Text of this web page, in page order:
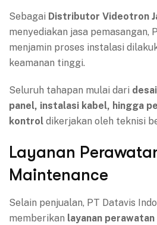
Sebagai Distributor Videotron
menyediakan jasa pemasangan,
menjamin proses instalasi
keamanan tinggi.
Seluruh tahapan mulai dari
panel, instalasi kabel, hingga
kontrol dikerjakan oleh teknisi
Layanan
Maintenance
Selain penjualan, PT Datavis
memberikan layanan